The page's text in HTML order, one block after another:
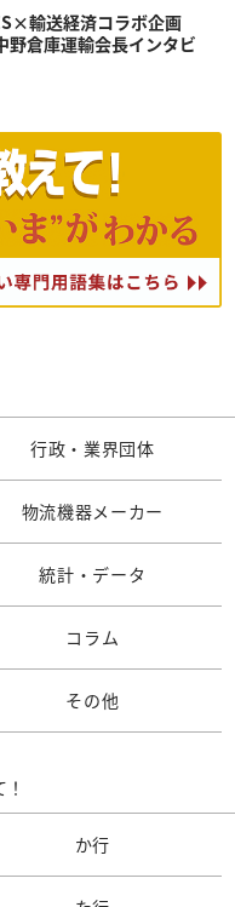
輸送経済コラボ企画
倉庫運輸会長インタビ
行政・業界団体
物流機器メーカー
統計・データ
コラム
その他
か行